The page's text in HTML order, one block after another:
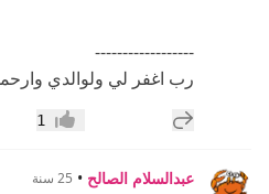
------------------
رب اغفر لي ولوالدي
إضافة رد جديد إعجاب1
عبدالسلام الصالح • 25 سنة